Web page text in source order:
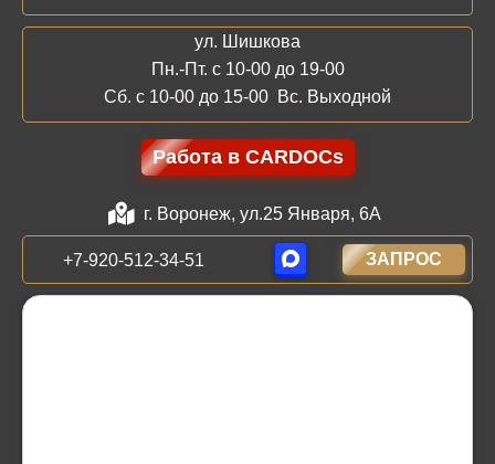
ул. Шишкова
Пн.-Пт. с 10-00 до 19-00
Сб. с 10-00 до 15-00 Вс. Выходной
Работа в CARDOCs
г. Воронеж, ул.25 Января, 6А
+7-920-512-34-51 ЗАПРОС